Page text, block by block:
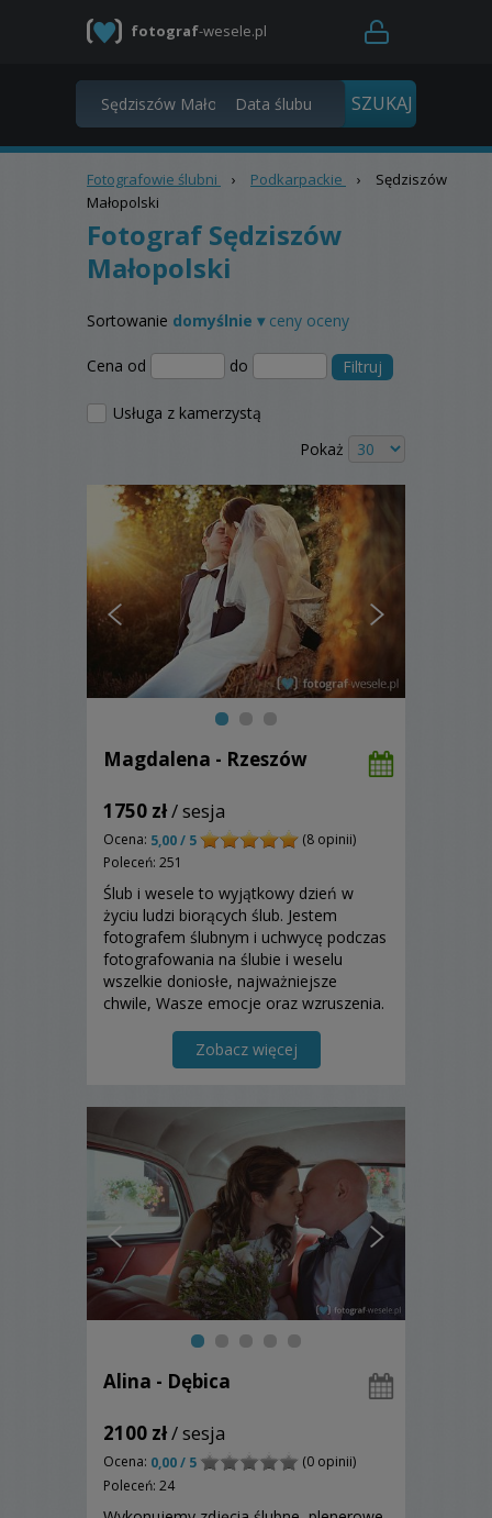
fotograf-wesele.pl
Fotografowie ślubni › Podkarpackie ›
Sędziszów
Małopolski
Fotograf Sędziszów
Małopolski
Sortowanie domyślnie ▾ ceny oceny
Cena od do Filtruj
Usługa z kamerzystą
Pokaż
Magdalena - Rzeszów
1750 zł/ sesja
Ocena: 5,00 / 5
(8 opinii)
Poleceń: 251
Ślub i wesele to wyjątkowy dzień w
życiu ludzi biorących ślub. Jestem
fotografem ślubnym i uchwycę podczas
fotografowania na ślubie i weselu
wszelkie doniosłe, najważniejsze
chwile, Wasze emocje oraz wzruszenia.
fotografii ślubnej stawiam na
naturalność.
Zobacz więcej
Alina - Dębica
2100 zł/ sesja
Ocena: 0,00 / 5
(0 opinii)
Poleceń: 24